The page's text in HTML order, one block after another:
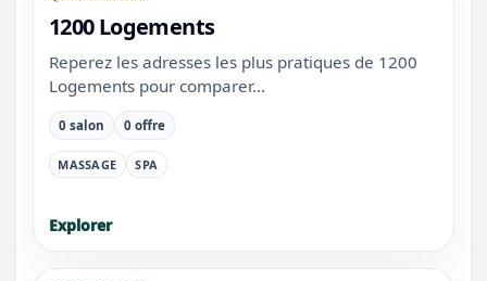
1200 Logements
Reperez les adresses les plus pratiques de 1200
Logements pour comparer...
0 salon 0 offre
MASSAGE SPA
Explorer
⛶↓✕